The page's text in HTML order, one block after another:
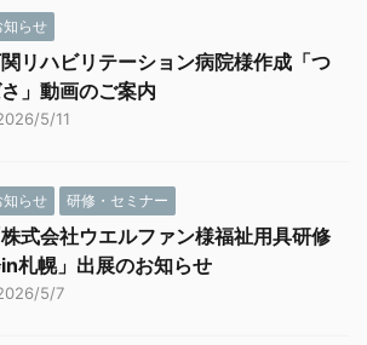
知らせ
リハビリテーション病院様作成「つ
」動画のご案内
5/11
知らせ 研修・セミナー
株式会社ウエルファン様福祉用具研修
札幌」出展のお知らせ
5/7